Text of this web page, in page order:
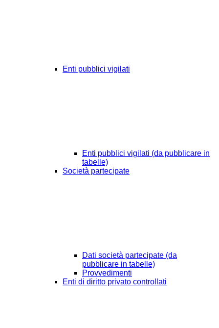
Enti pubblici vigilati
Enti pubblici vigilati (da pubblicare in
tabelle)
Società partecipate
Dati società partecipate (da
pubblicare in tabelle)
Provvedimenti
Enti di diritto privato controllati